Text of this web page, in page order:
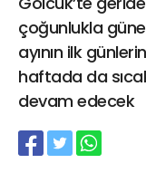
çoğunlukla
ayının ilk
haftada da
devam edecek